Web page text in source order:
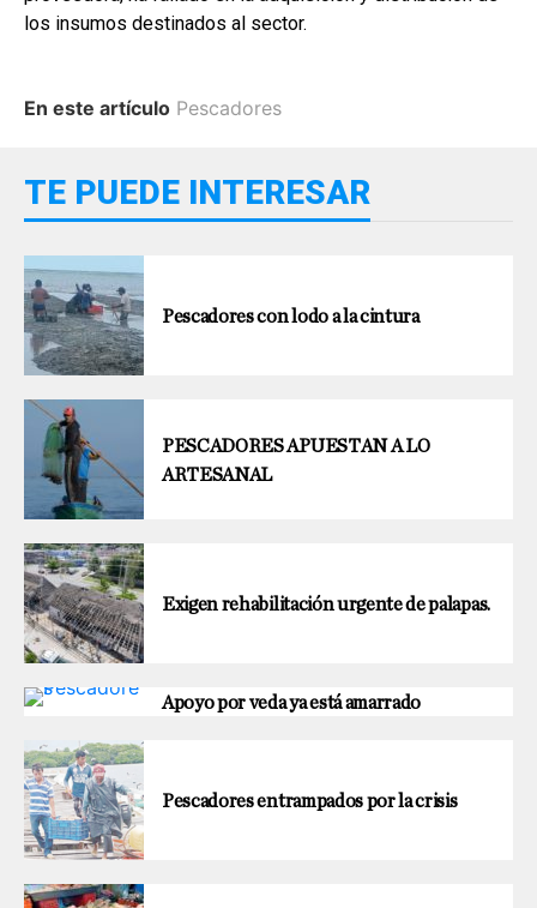
los insumos destinados al sector.
En este artículo Pescadores
TE PUEDE INTERESAR
Pescadores con lodo a la cintura
PESCADORES APUESTAN A LO
ARTESANAL
Exigen rehabilitación urgente de palapas.
Apoyo por veda ya está amarrado
Pescadores entrampados por la crisis